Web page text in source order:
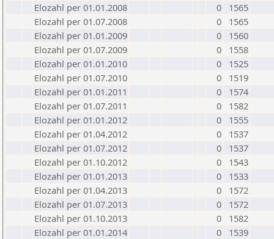
Elozahl per 01.01.2008
0
1565
Elozahl per 01.07.2008
0
1565
Elozahl per 01.01.2009
0
1560
Elozahl per 01.07.2009
0
1558
Elozahl per 01.01.2010
0
1525
Elozahl per 01.07.2010
0
1519
Elozahl per 01.01.2011
0
1574
Elozahl per 01.07.2011
0
1582
Elozahl per 01.01.2012
0
1555
Elozahl per 01.04.2012
0
1537
Elozahl per 01.07.2012
0
1537
Elozahl per 01.10.2012
0
1543
Elozahl per 01.01.2013
0
1533
Elozahl per 01.04.2013
0
1572
Elozahl per 01.07.2013
0
1572
Elozahl per 01.10.2013
0
1582
Elozahl per 01.01.2014
0
1539